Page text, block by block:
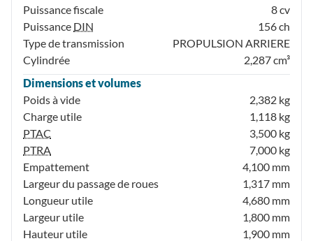
Puissance fiscale
8 cv
Puissance DIN
156 ch
Type de transmission
PROPULSION ARRIERE
Cylindrée
2,287 cm³
Dimensions et volumes
Poids à vide
2,382 kg
Charge utile
1,118 kg
PTAC
3,500 kg
PTRA
7,000 kg
Empattement
4,100 mm
Largeur du passage de roues
1,317 mm
Longueur utile
4,680 mm
Largeur utile
1,800 mm
Hauteur utile
1,900 mm